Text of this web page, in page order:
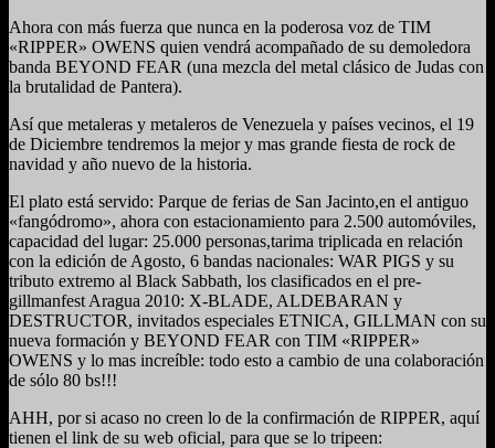
Ahora con más fuerza que nunca en la poderosa voz de TIM
«RIPPER» OWENS quien vendrá acompañado de su demoledora
banda BEYOND FEAR (una mezcla del metal clásico de Judas con
la brutalidad de Pantera).
Así que metaleras y metaleros de Venezuela y países vecinos, el 19
de Diciembre tendremos la mejor y mas grande fiesta de rock de
navidad y año nuevo de la historia.
El plato está servido: Parque de ferias de San Jacinto,en el antiguo
«fangódromo», ahora con estacionamiento para 2.500 automóviles,
capacidad del lugar: 25.000 personas,tarima triplicada en relación
con la edición de Agosto, 6 bandas nacionales: WAR PIGS y su
tributo extremo al Black Sabbath, los clasificados en el pre-
gillmanfest Aragua 2010: X-BLADE, ALDEBARAN y
DESTRUCTOR, invitados especiales ETNICA, GILLMAN con su
nueva formación y BEYOND FEAR con TIM «RIPPER»
OWENS y lo mas increíble: todo esto a cambio de una colaboración
de sólo 80 bs!!!
AHH, por si acaso no creen lo de la confirmación de RIPPER, aquí
tienen el link de su web oficial, para que se lo tripeen: